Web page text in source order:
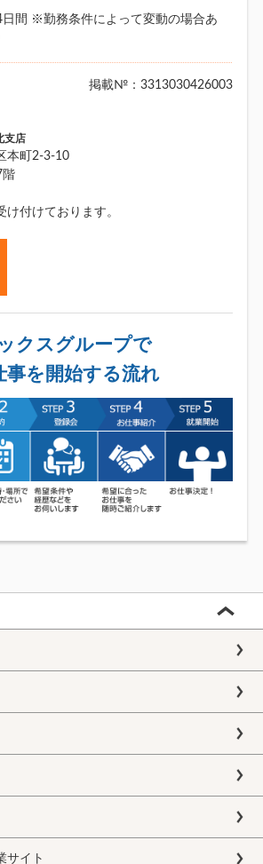
日間 ※勤務条件によって変動の場合あ
掲載№：3313030426003
支店
本町2-3-10
階
け付けております。
クスグループで
事を開始する流れ
サイト